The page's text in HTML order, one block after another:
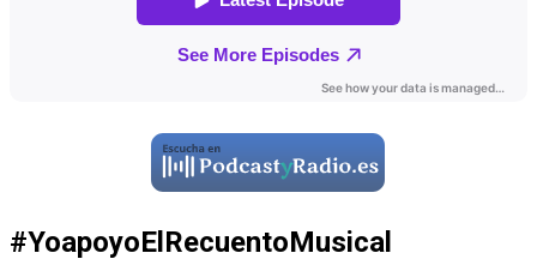
#YoapoyoElRecuentoMusical